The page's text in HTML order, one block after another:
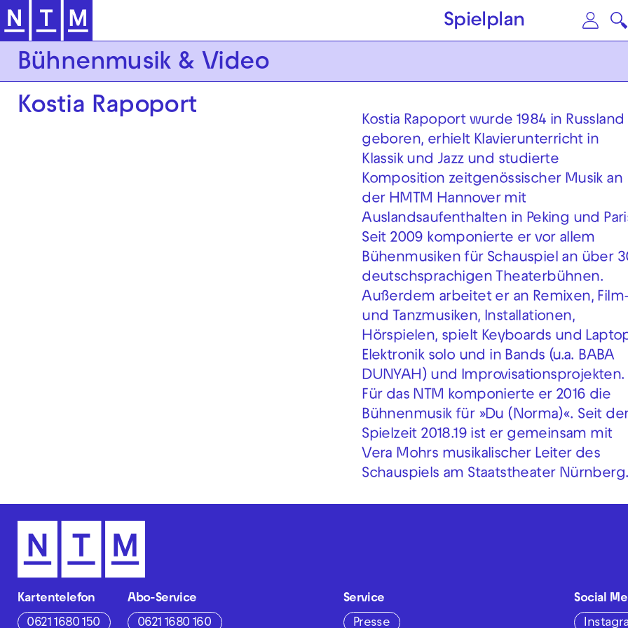
Zur Hauptnavigation springen Zum Hauptinhalt springen
Spielplan
Bühnenmusik & Video
Kostia Rapoport
Kostia Rapoport wurde 1984 in Russland
geboren, erhielt Klavierunterricht in
Klassik und Jazz und studierte
Komposition zeitgenössischer Musik an
der HMTM Hannover mit
Auslandsaufenthalten in Peking und
Seit 2009 komponierte er vor allem
Bühenmusiken für Schauspiel an über
deutschsprachigen Theaterbühnen.
Außerdem arbeitet er an Remixen,
und Tanzmusiken, Installationen,
Hörspielen, spielt Keyboards und
Elektronik solo und in Bands (u.a. BABA
DUNYAH) und Improvisationsprojekten.
Für das NTM komponierte er 2016 die
Bühnenmusik für »Du (Norma)«. Seit
Spielzeit 2018.19 ist er gemeinsam mit
Vera Mohrs musikalischer Leiter des
Schauspiels am Staatstheater Nürnberg.
Kartentelefon
0621 1680 150
Abo-Service
0621 1680 160
Service
Presse
Social